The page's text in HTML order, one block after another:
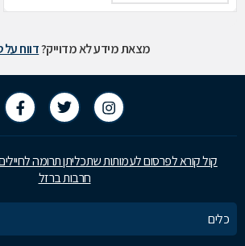
מצאת מידע לא מדוייק?דווח
קול קורא לפרסום לעמותות שתכליתן תרומה
חרבות ברזל
כלים